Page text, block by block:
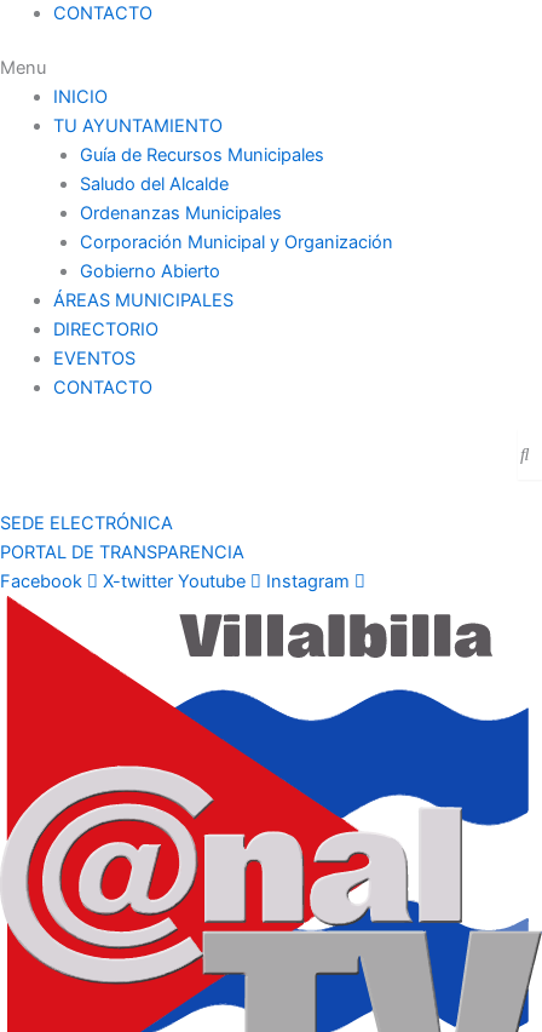
CONTACTO
Menu
INICIO
TU AYUNTAMIENTO
Guía de Recursos Municipales
Saludo del Alcalde
Ordenanzas Municipales
Corporación Municipal y Organización
Gobierno Abierto
ÁREAS MUNICIPALES
DIRECTORIO
EVENTOS
CONTACTO
SEDE ELECTRÓNICA
PORTAL DE TRANSPARENCIA
Facebook
X-twitter Youtube Instagram